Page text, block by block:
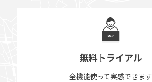
無料トライアル
全機能使って実感できます